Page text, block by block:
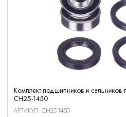
Комплект подшипников и сальников
CH25-1450
АРТИКУЛ: CH25-1450